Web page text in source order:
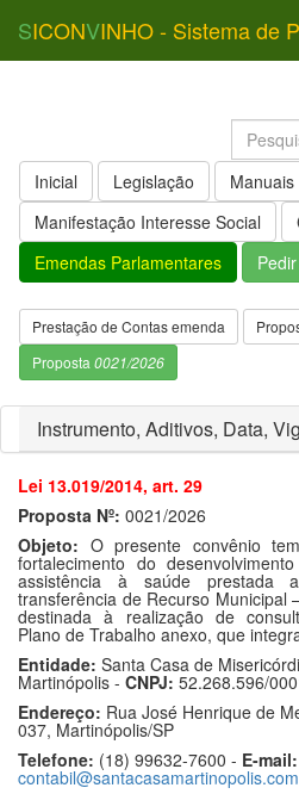
SICONVINHO - Sistema de
Inicial Legislação Manuais
Manifestação Interesse Social
Emendas Parlamentares
Prestação de Contas emenda
Proposta 0021/2026
Instrumento, Aditivos, Data,
Lei 13.019/2014, art. 29
Proposta Nº: 0021/2026
Objeto: O presente convênio
fortalecimento do
assistência à saúde prestada
transferência de Recurso Municipal
destinada à realização de
Plano de Trabalho anexo, que
Entidade: Santa Casa de
Martinópolis - CNPJ: 52.268.596/
Endereço: Rua José Henrique de
037, Martinópolis/SP
Telefone: (18) 99632-7600 - E-mail: